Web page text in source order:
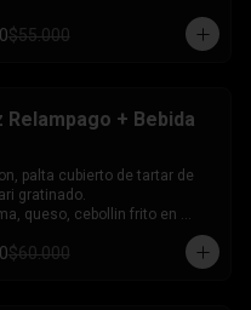
furai, queso, cebollin
en palta.
de kanikama.
fritas + 5 bolitas de queso.
6 SALSAS - 5 PALITOS
$55.000
Relampago + Bebida
palta cubierto de tartar de
gratinado.
queso, cebollin frito en
cebollin frito en panko.
env en queso y bañado en
$60.000